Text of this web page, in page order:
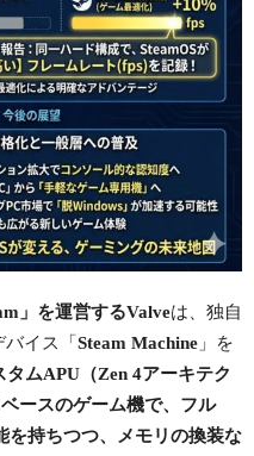
」を運営するValveは、独自
イス「 Steam Machine 」を
ムAPU（Zen 4アーキテク
ースのゲーム機で、フル
を持ちつつ、メモリの換装な